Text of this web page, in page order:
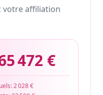
votre affiliation
472 €
2 028 €